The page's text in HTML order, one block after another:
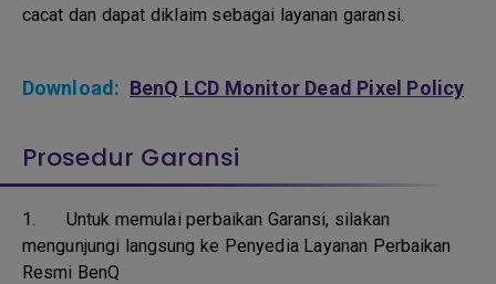
cacat dan dapat diklaim sebagai layanan garansi.
Download: BenQ LCD Monitor Dead Pixel Policy
Prosedur Garansi
1. Untuk memulai perbaikan Garansi, silakan
mengunjungi langsung ke Penyedia Layanan Perbaikan
Resmi BenQ